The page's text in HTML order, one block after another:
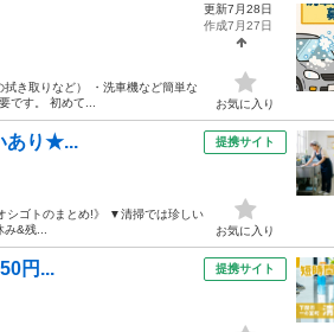
き取りなど） ・洗車機など簡単な
です。 初めて...
更新7月28日
作成7月27日
お気に入り
あり★...
シゴトのまとめ!》 ▼清掃では珍しい
&残...
提携サイト
お気に入り
円... 提携サイト